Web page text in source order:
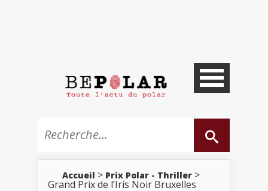
Accueil > Prix Polar - Thriller >
Grand Prix de l’Iris Noir Bruxelles